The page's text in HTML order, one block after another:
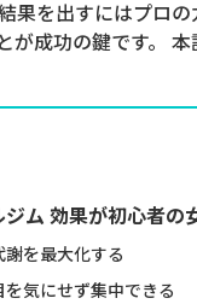
果を出すにはプロ
が成功の鍵です。
ム 効果が初心者の
を最大化する
気にせず集中できる